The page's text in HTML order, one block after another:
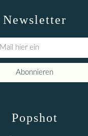
Newsletter
Popshot